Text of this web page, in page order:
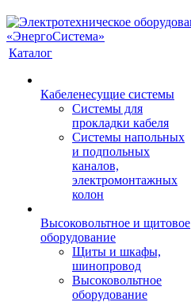
Каталог
Кабеленесущие системы
Системы для
прокладки кабеля
Системы напольных
и подпольных
каналов,
электромонтажных
колон
Высоковольтное и щитовое
оборудование
Щиты и шкафы,
шинопровод
Высоковольтное
оборудование